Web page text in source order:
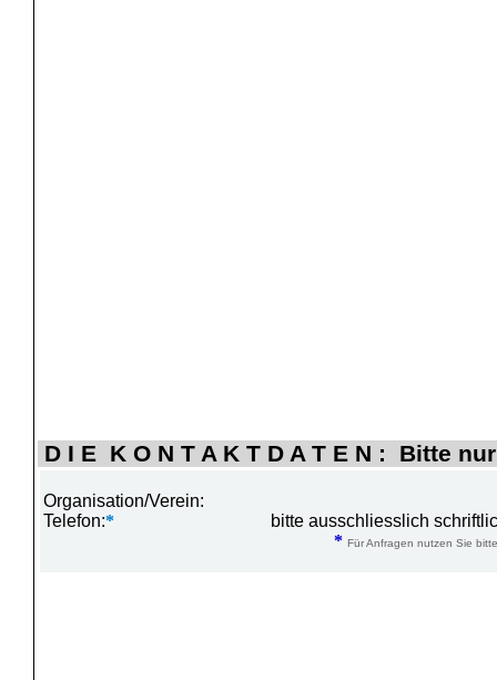
D I E K O N T A K T D A T E N : Bitte
Organisation/Verein:
Telefon:*
bitte ausschliesslich
* Für Anfragen nutzen Sie